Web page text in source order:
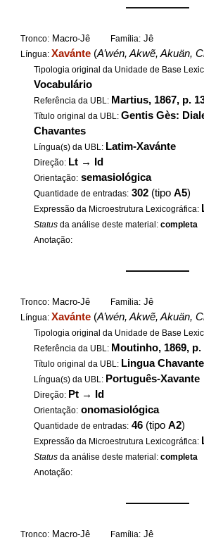
——————
Tronco: Macro-Jê Família: Jê
Língua:Xavánte (A’wén, Akwẽ, Akuän,
Tipologia original da Unidade de Base
Vocabulário
Referência da UBL: Martius, 1867, p.
Título original da UBL:Gentis Gès:
Chavantes
Língua(s) da UBL: Latim-Xavánte
Direção: Lt → Id
Orientação: semasiológica
Quantidade de entradas: 302 (tipoA5)
Expressão da Microestrutura Lexicográfica:
Status da análise deste material:completa
Anotação:
——————
Tronco: Macro-Jê Família: Jê
Língua:Xavánte (A’wén, Akwẽ, Akuän,
Tipologia original da Unidade de Base
Referência da UBL: Moutinho, 1869, p.
Título original da UBL: Lingua Chavante
Língua(s) da UBL: Português-Xavante
Direção: Pt → Id
Orientação: onomasiológica
Quantidade de entradas: 46 (tipoA2)
Expressão da Microestrutura Lexicográfica:
Status da análise deste material:completa
Anotação:
——————
Tronco: Macro-Jê Família: Jê